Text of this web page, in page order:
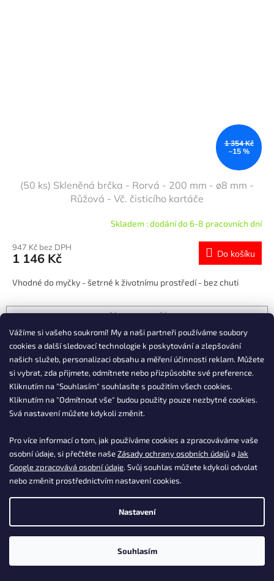
Vážíme si vašeho soukromí! My a naši partneři používáme soubory
cookies a další sledovací technologie k poskytování a zlepšování
našich služeb, personalizaci obsahu a měření účinnosti reklam. Můžete
si vybrat, zda přijmete, odmítnete nebo přizpůsobíte své preference.
Kliknutím na "Souhlasím" souhlasíte s použitím všech cookies.
Kliknutím na "Odmítnout vše" budou použity pouze nezbytné cookies.
Svá nastavení můžete kdykoli změnit.
Pro více informací o tom, jak používáme cookies a zpracováváme vaše
osobní údaje, si přečtěte našeZásady ochrany osobních údajůa Jak
Google zpracovává osobní údaje. Svůj souhlas můžete kdykoli odvolat
nebo změnit prostřednictvím nastavení cookies.
Nastavení
Souhlasím
1 354 Kč
–15 %
(50 ks) Skleněná brčka - Rorvá - 200 mm - ø8 mm -
Růžová - Vč. čisticího kartáče
Skladem : dodání do 6-8 pracovních dní
947 Kč bez DPH
1 146 Kč Do košíku
Vhodné do myčky - šetrné k životnímu prostředí - bez chuti
O
v
l
á
d
a
c
p
r
v
k
v
ý
p
i
s
u
NAČÍST 24 DALŠÍCH
S
t
r
á
n
k
v
á
í
1 12
266 položek celkem
NAHORU
20 000+ produktů skladem
ProduktyDASGASTRO
s dopravouzdarma